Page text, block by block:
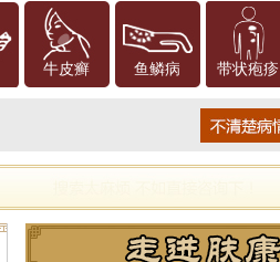
牛皮癣 鱼鳞病 带状疱疹